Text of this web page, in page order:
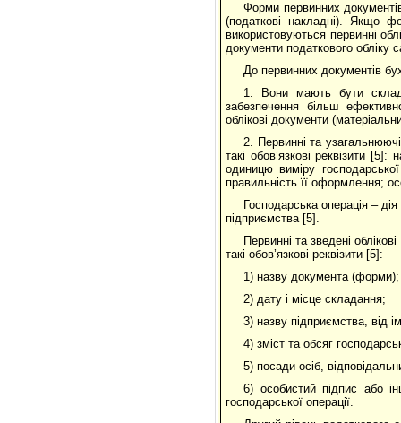
Форми первинних
(податкові накладні). Якщо
використовуються первинні
документи податкового обліку
До первинних документів
1. Вони мають бути
забезпечення більш
облікові документи
2. Первинні та
такі обов’язкові реквізити
одиницю виміру
правильність її оформлення;
Господарська операція –
підприємства [5].
Первинні та зведені
такі обов’язкові реквізити [5]:
1) назву документа (форми);
2) дату і місце складання;
3) назву підприємства, від
4) зміст та обсяг
5) посади осіб,
6) особистий підпис або
господарської операції.